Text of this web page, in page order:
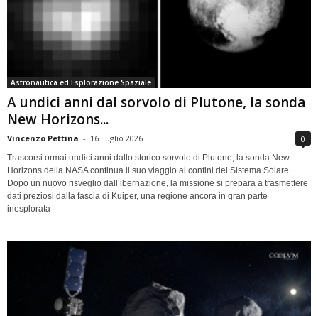
Astronautica ed Esplorazione Spaziale
A undici anni dal sorvolo di Plutone, la sonda
New Horizons...
Vincenzo Pettina - 16 Luglio 2026 0
Trascorsi ormai undici anni dallo storico sorvolo di Plutone, la sonda New
Horizons della NASA continua il suo viaggio ai confini del Sistema Solare.
Dopo un nuovo risveglio dall’ibernazione, la missione si prepara a trasmettere
dati preziosi dalla fascia di Kuiper, una regione ancora in gran parte
inesplorata